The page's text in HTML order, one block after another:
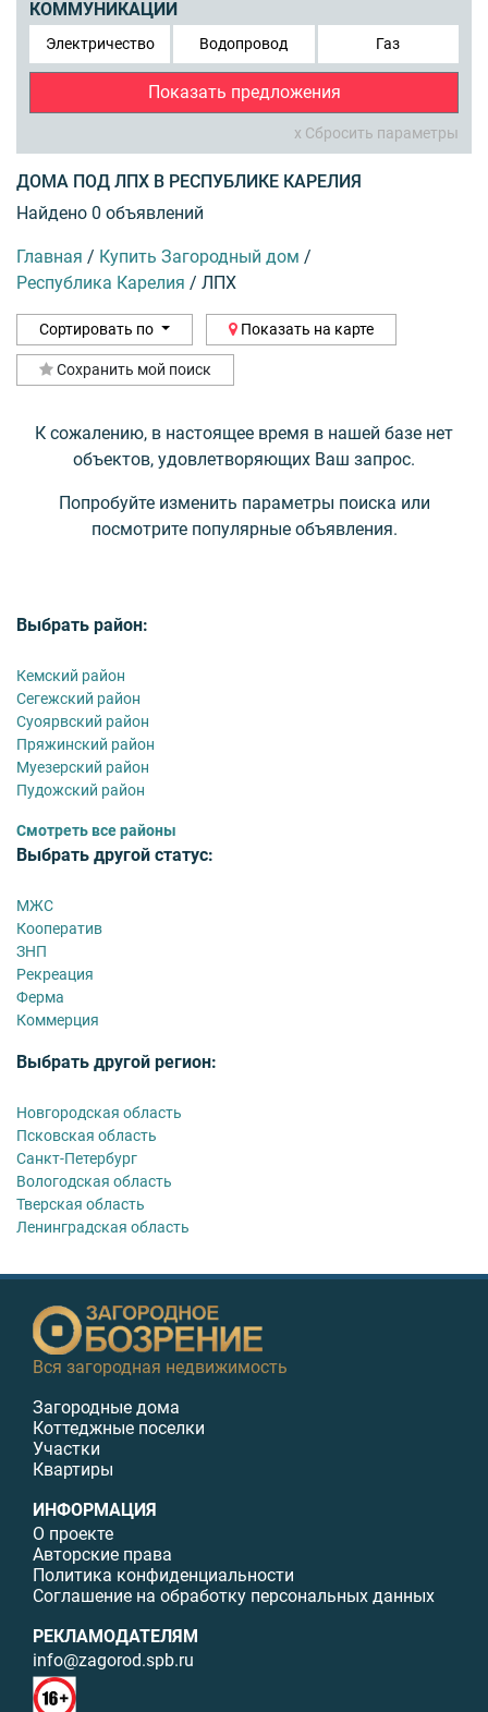
КОММУНИКАЦИИ
Электричество Водопровод Газ
Показать предложения
x Сбросить параметры
ДОМА ПОД ЛПХ В РЕСПУБЛИКЕ КАРЕЛИЯ
Найдено 0 объявлений
Главная / Купить Загородный дом /
Республика Карелия / ЛПХ
Сортировать по Показать на карте
Сохранить мой поиск
К сожалению, в настоящее время в нашей базе нет
объектов, удовлетворяющих Ваш запрос.
Попробуйте изменить параметры поиска или
посмотрите популярные объявления.
Выбрать район:
Кемский район
Сегежский район
Суоярвский район
Пряжинский район
Муезерский район
Пудожский район
Смотреть все районы
Выбрать другой статус:
МЖС
Кооператив
ЗНП
Рекреация
Ферма
Коммерция
Выбрать другой регион:
Новгородская область
Псковская область
Санкт-Петербург
Вологодская область
Тверская область
Ленинградская область
Вся загородная недвижимость
Загородные дома
Коттеджные поселки
Участки
Квартиры
ИНФОРМАЦИЯ
О проекте
Авторские права
Политика конфиденциальности
Соглашение на обработку персональных данных
РЕКЛАМОДАТЕЛЯМ
info@zagorod.spb.ru